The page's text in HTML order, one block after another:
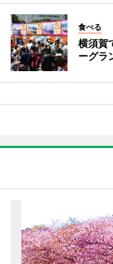
食べる
横須賀
ーグラ